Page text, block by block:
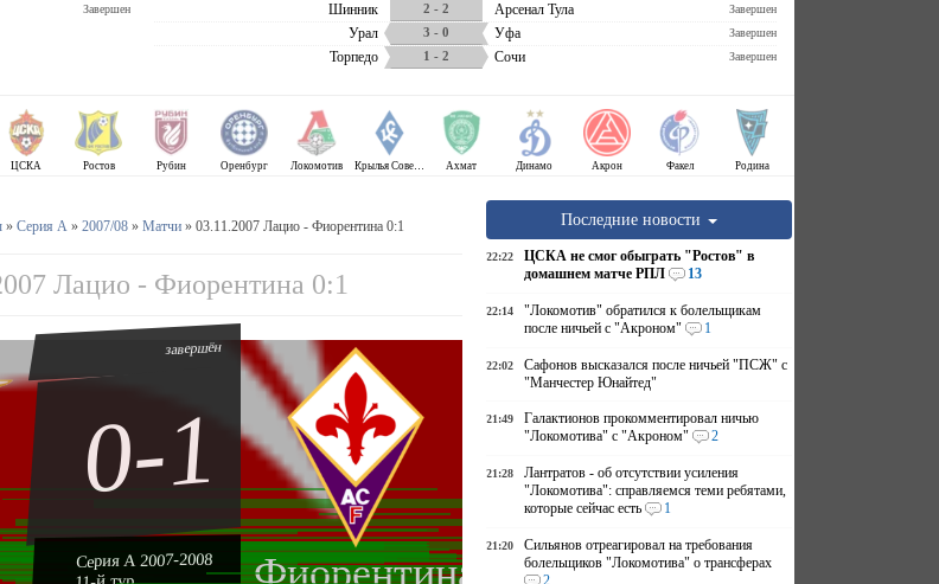
Завершен Шинник 2 - 2 Арсенал Тула Завершен
Урал 3 - 0 Уфа Завершен
Торпедо 1 - 2 Сочи Завершен
ЦСКА Ростов Рубин Оренбург Локомотив Крылья Советов Ахмат Динамо Акрон Факел Родина
» Серия А» 2007/08» Матчи» 03.11.2007 Лацио - Фиорентина 0:1
Лацио - Фиорентина 0:1
Фиорентина
завершён
0-1
Серия А 2007-2008
Последние новости
22:22
ЦСКА не смог обыграть "Ростов" в
домашнем матче РПЛ
13
22:14
"Локомотив" обратился к болельщикам
после ничьей с "Акроном"
1
22:02
Сафонов высказался после ничьей "ПСЖ" с
"Манчестер Юнайтед"
21:49
Галактионов прокомментировал ничью
"Локомотива" с "Акроном"
2
21:28
Лантратов - об отсутствии усиления
"Локомотива": справляемся теми ребятами,
которые сейчас есть
1
21:20
Сильянов отреагировал на требования
болельщиков "Локомотива" о трансферах
2